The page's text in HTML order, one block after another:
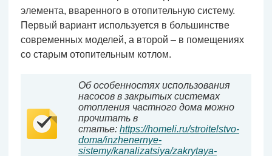
элемента, вваренного в отопительную систему.
Первый вариант используется в большинстве
современных моделей, а второй – в помещениях
со старым отопительным котлом.
Об особенностях использования
насосов в закрытых системах
отопления частного дома можно
прочитать в
статье: https://homeli.ru/stroitelstvo-
doma/inzhenernye-
sistemy/kanalizatsiya/zakrytaya-